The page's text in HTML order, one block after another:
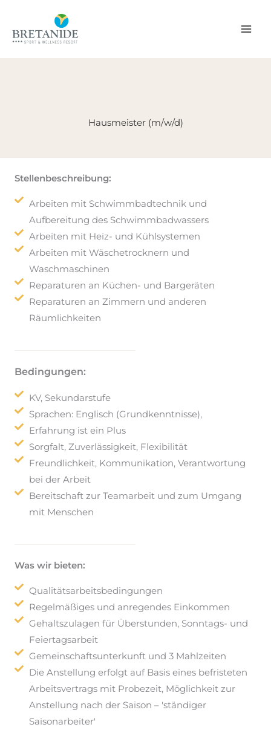
springen
Hausmeister (m/w/d)
Stellenbeschreibung:
Arbeiten mit Schwimmbadtechnik und
Aufbereitung des Schwimmbadwassers
Arbeiten mit Heiz- und Kühlsystemen
Arbeiten mit Wäschetrocknern und
Waschmaschinen
Reparaturen an Küchen- und Bargeräten
Reparaturen an Zimmern und anderen
Räumlichkeiten
Bedingungen:
KV, Sekundarstufe
Sprachen: Englisch (Grundkenntnisse),
Erfahrung ist ein Plus
Sorgfalt, Zuverlässigkeit, Flexibilität
Freundlichkeit, Kommunikation, Verantwortung
bei der Arbeit
Bereitschaft zur Teamarbeit und zum Umgang
mit Menschen
Was wir bieten:
Qualitätsarbeitsbedingungen
Regelmäßiges und anregendes Einkommen
Gehaltszulagen für Überstunden, Sonntags- und
Feiertagsarbeit
Gemeinschaftsunterkunft und 3 Mahlzeiten
Die Anstellung erfolgt auf Basis eines befristeten
Arbeitsvertrags mit Probezeit, Möglichkeit zur
Anstellung nach der Saison – 'ständiger
Saisonarbeiter'